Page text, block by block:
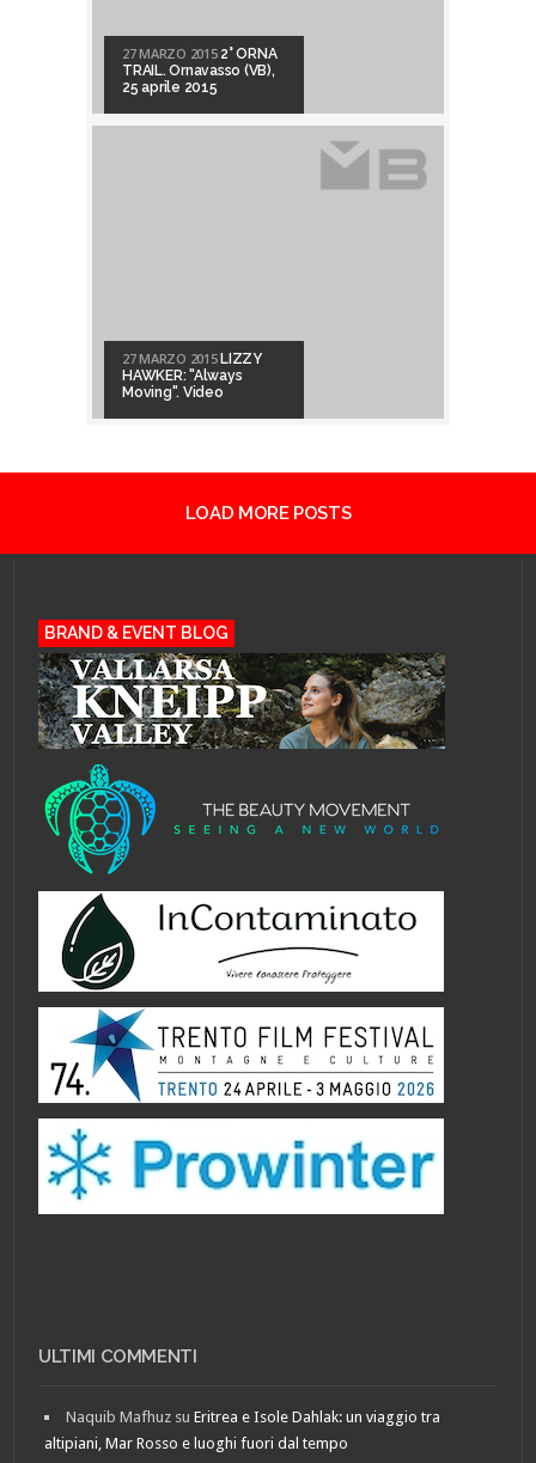
27 MARZO 2015 2° ORNA
TRAIL. Ornavasso (VB),
25 aprile 2015
27 MARZO 2015LIZZY
HAWKER: "Always
Moving". Video
LOAD MORE POSTS
BRAND & EVENT BLOG
ULTIMI COMMENTI
Naquib Mafhuz suEritrea e Isole Dahlak: un viaggio tra
altipiani, Mar Rosso e luoghi fuori dal tempo